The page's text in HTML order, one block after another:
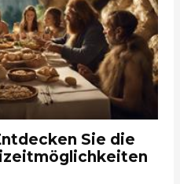
Sie die